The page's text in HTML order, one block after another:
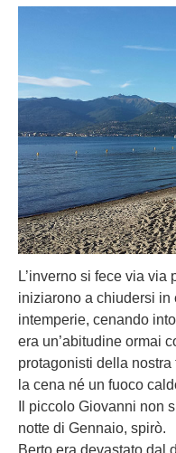
L’inverno si fece via
iniziarono a chiudersi
intemperie, cenando
era un’abitudine ormai
protagonisti della
la cena né un fuoco
Il piccolo Giovanni non
notte di Gennaio, spirò.
Berto era devastato dal